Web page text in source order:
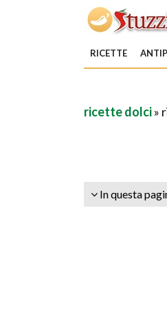
RICETTE
ricette dolci»
In questa